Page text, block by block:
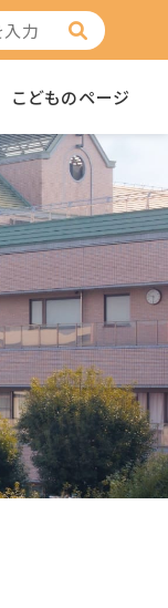
こどものページ